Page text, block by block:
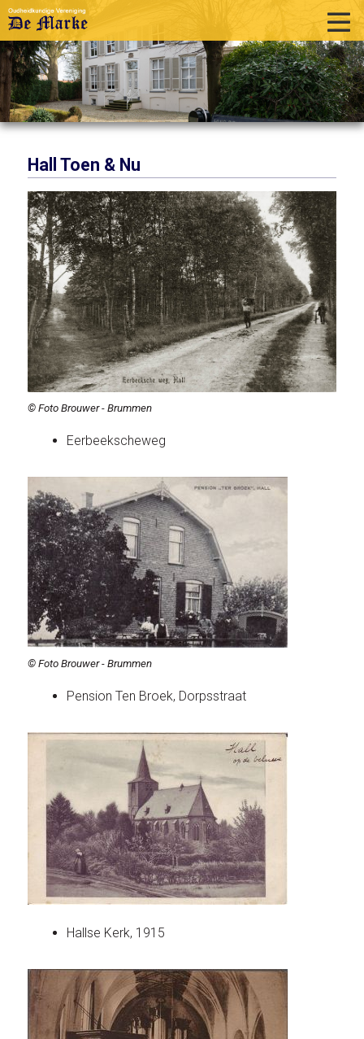
home
historie
activiteiten
over ons
links
contact
Hall Toen & Nu
© Foto Brouwer - Brummen
Eerbeekscheweg
© Foto Brouwer - Brummen
Pension Ten Broek, Dorpsstraat
Hallse Kerk, 1915